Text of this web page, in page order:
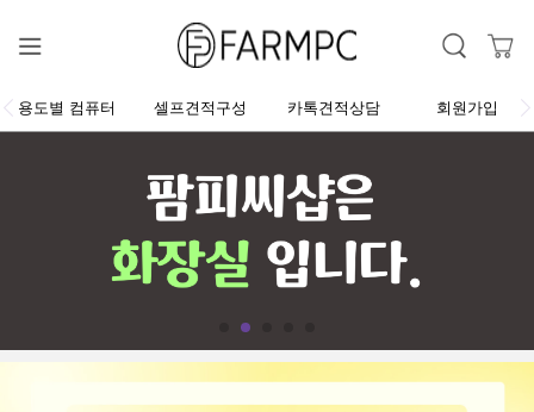
용도별 컴퓨터 셀프견적구성 카톡견적상담 회원가입